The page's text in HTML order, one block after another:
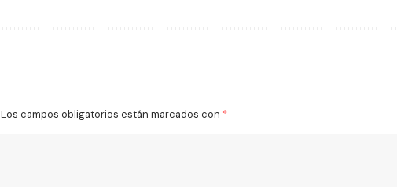
Los campos obligatorios están marcados con *